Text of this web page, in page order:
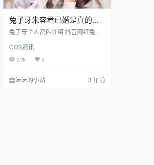
兔子牙朱容君已婚是真的
吗，兔子牙个人资料介绍
兔子牙个人资料介绍 抖音网红兔子
2000多万的粉丝了，93年出生在广
西柳州，凭借甜美的歌曲风格在抖
好，之前的成名歌曲“小了白了兔，
COS资讯
2.7k 0
蠢沫沫的小站 3 年前